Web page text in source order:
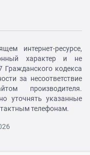
интернет-ресурсе,
характер и не
Гражданского кодекса
за несоответствие
производителя.
уточнять указанные
телефонам.